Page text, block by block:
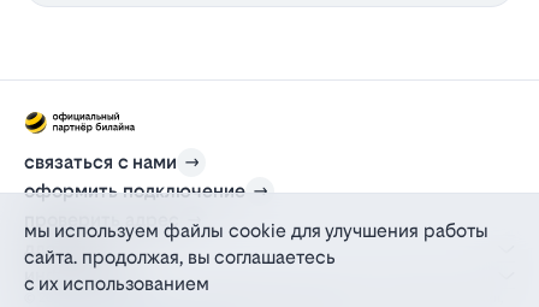
связаться с нами
оформить подключение
проверить адрес
для дома
информация
мы используем файлы cookie для улучшения работы
сайта. продолжая, вы соглашаетесь
с их использованием